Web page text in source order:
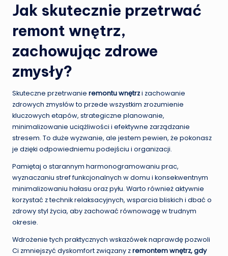
Jak skutecznie przetrwać
remont wnętrz,
zachowując zdrowe
zmysły?
Skuteczne przetrwanie remontu wnętrzi zachowanie
zdrowych zmysłów to przede wszystkim zrozumienie
kluczowych etapów, strategiczne planowanie,
minimalizowanie uciążliwości i efektywne zarządzanie
stresem. To duże wyzwanie, ale jestem pewien, że pokonasz
je dzięki odpowiedniemu podejściu i organizacji.
Pamiętaj o starannym harmonogramowaniu prac,
wyznaczaniu stref funkcjonalnych w domu i konsekwentnym
minimalizowaniu hałasu oraz pyłu. Warto również aktywnie
korzystać z technik relaksacyjnych, wsparcia bliskich i dbać o
zdrowy styl życia, aby zachować równowagę w trudnym
okresie.
Wdrożenie tych praktycznych wskazówek naprawdę pozwoli
Ci zmniejszyć dyskomfort związany zremontem wnętrz, gdy